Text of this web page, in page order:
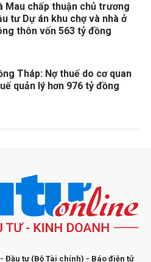
Mau chấp thuận chủ trương
tư Dự án khu chợ và nhà ở
thôn vốn 563 tỷ đồng
Tháp: Nợ thuế do cơ quan
quản lý hơn 976 tỷ đồng
Đầu tư (Bộ Tài chính) - Báo điện tử